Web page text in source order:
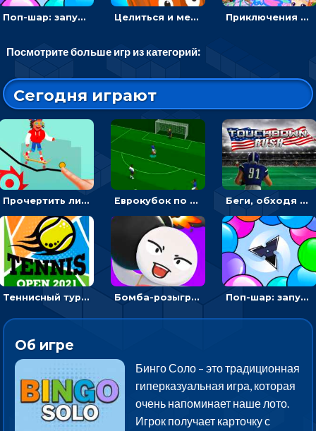
Поп-шар: запускать колючку, чтобы лопать воздушные шарики Целиться и метать топор в 3D мишени Приключения Клуба Винкс: менять дорожки, чтобы собирать кристаллы
Посмотрите больше игр из категорий:
Сегодня играют
Прочертить линию, чтобы проехать на скейте, через преграды к финишу - для мальчиков Еврокубок по футболу 2021 в 3D: пасуй мяч и бей по воротам соперника Беги, обходя соперников и собирай бонусы - американский футбол
Теннисный турнир: подавать или отбивать шарик ракеткой Бомба-розыгрыш: передавай и беги – 3D гиперказуалка Поп-шар: запускать колючку, чтобы лопать воздушные шарики
Об игре
Бинго Соло – это традиционная
гиперказуальная игра, которая
очень напоминает наше лото.
Игрок получает карточку с